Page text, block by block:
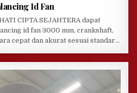
Id Fan
CIPTA SEJAHTERA dapat
id fan 3000 mm, crankshaft,
cepat dan akurat sesuai standar…